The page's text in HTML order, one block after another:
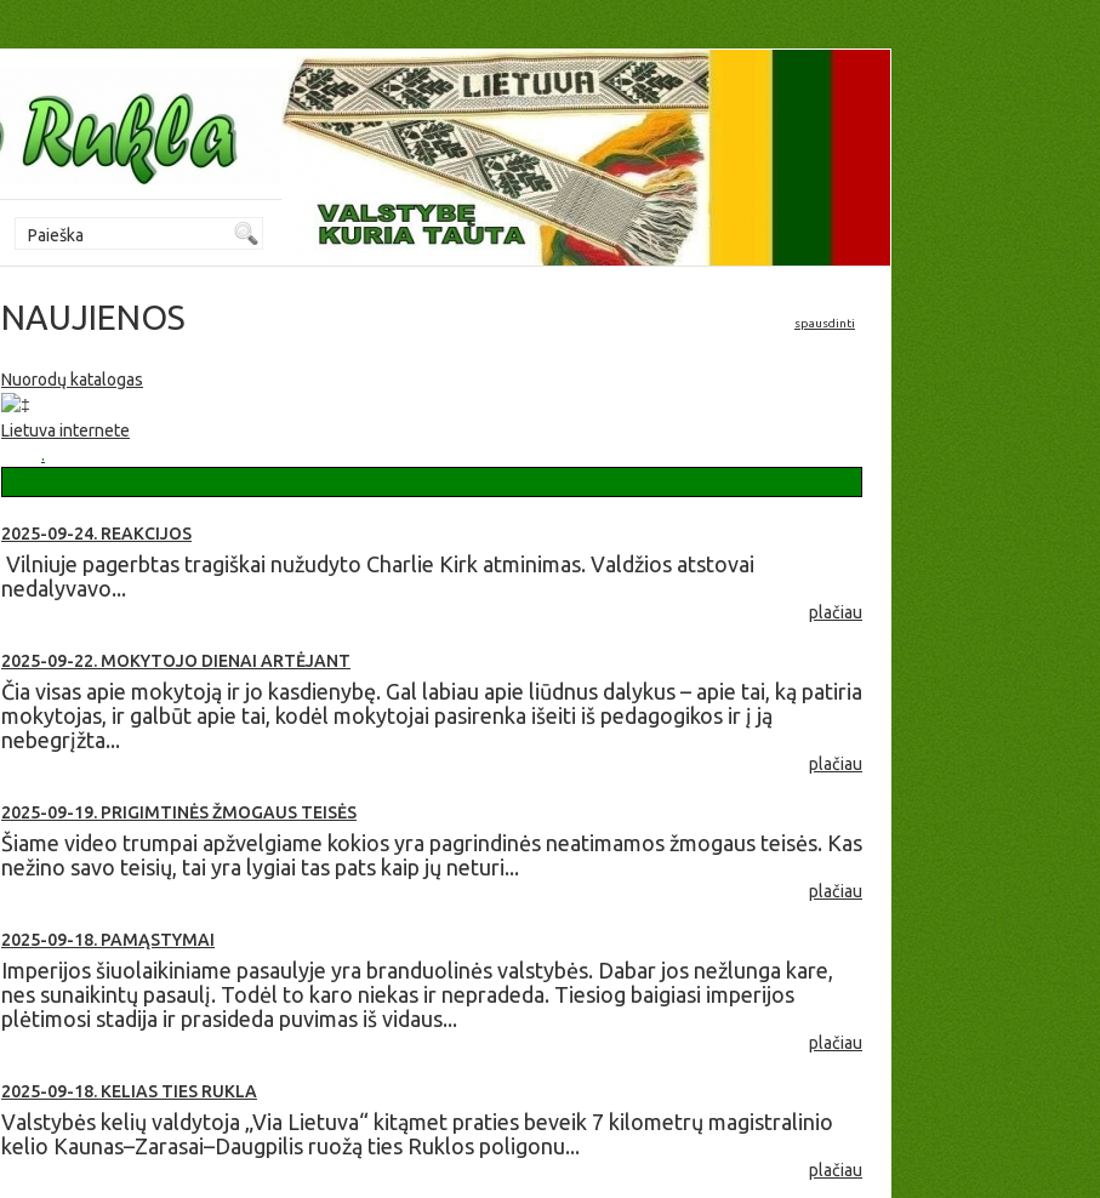
NAUJIENOS spausdinti
Nuorodų katalogas
Lietuva internete
.
2025-09-24. REAKCIJOS
Vilniuje pagerbtas tragiškai nužudyto Charlie Kirk atminimas. Valdžios atstovai
nedalyvavo...
plačiau
2025-09-22. MOKYTOJO DIENAI ARTĖJANT
Čia visas apie mokytoją ir jo kasdienybę. Gal labiau apie liūdnus dalykus – apie tai, ką patiria
mokytojas, ir galbūt apie tai, kodėl mokytojai pasirenka išeiti iš pedagogikos ir į ją
nebegrįžta...
plačiau
2025-09-19. PRIGIMTINĖS ŽMOGAUS TEISĖS
Šiame video trumpai apžvelgiame kokios yra pagrindinės neatimamos žmogaus teisės. Kas
nežino savo teisių, tai yra lygiai tas pats kaip jų neturi...
plačiau
2025-09-18. PAMĄSTYMAI
Imperijos šiuolaikiniame pasaulyje yra branduolinės valstybės. Dabar jos nežlunga kare,
nes sunaikintų pasaulį. Todėl to karo niekas ir nepradeda. Tiesiog baigiasi imperijos
plėtimosi stadija ir prasideda puvimas iš vidaus...
plačiau
2025-09-18. KELIAS TIES RUKLA
Valstybės kelių valdytoja „Via Lietuva“ kitąmet praties beveik 7 kilometrų magistralinio
kelio Kaunas–Zarasai–Daugpilis ruožą ties Ruklos poligonu...
plačiau